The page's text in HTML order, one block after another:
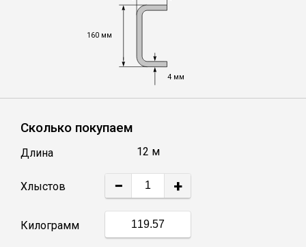
Квадрат стальной
Труба профильная
160 мм
4 мм
Сколько покупаем
Длина 12 м
Хлыстов − +
Килограмм